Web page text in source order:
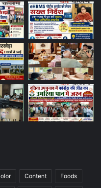
Content Foods